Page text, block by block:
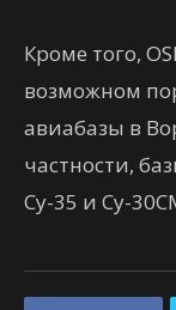
Кроме того,
возможном
авиабазы в
частности,
Су-35 и Су-